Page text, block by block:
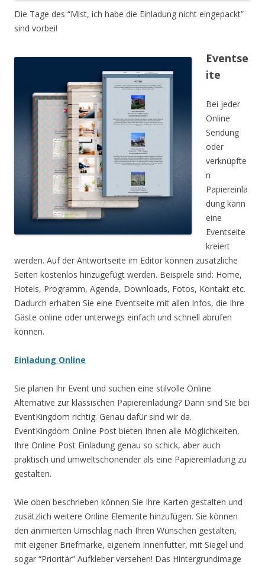
Die Tage des “Mist, ich habe die Einladung nicht eingepackt”
sind vorbei!
Eventse
ite
Bei jeder
Online
Sendung
oder
verknüpfte
n
Papiereinla
dung kann
eine
Eventseite
kreiert
werden. Auf der Antwortseite im Editor können zusätzliche
Seiten kostenlos hinzugefügt werden. Beispiele sind: Home,
Hotels, Programm, Agenda, Downloads, Fotos, Kontakt etc.
Dadurch erhalten Sie eine Eventseite mit allen Infos, die Ihre
Gäste online oder unterwegs einfach und schnell abrufen
können.
Einladung Online
Sie planen Ihr Event und suchen eine stilvolle Online
Alternative zur klassischen Papiereinladung? Dann sind Sie bei
EventKingdom richtig. Genau dafür sind wir da.
EventKingdom Online Post bieten Ihnen alle Möglichkeiten,
Ihre Online Post Einladung genau so schick, aber auch
praktisch und umweltschonender als eine Papiereinladung zu
gestalten.
Wie oben beschrieben können Sie Ihre Karten gestalten und
zusätzlich weitere Online Elemente hinzufügen. Sie können
den animierten Umschlag nach Ihren Wünschen gestalten,
mit eigener Briefmarke, eigenem Innenfutter, mit Siegel und
sogar “Prioritär” Aufkleber versehen! Das Hintergrundimage